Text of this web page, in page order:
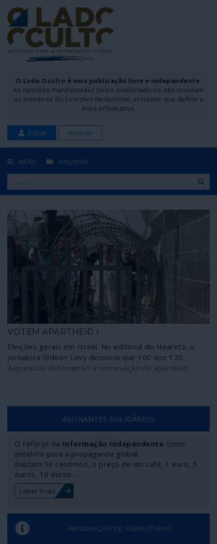
O Lado Oculto é uma publicação livre e independente.
As opiniões manifestadas pelos colaboradores não vinculam
os membros do Colectivo Redactorial, entidade que define a
linha informativa.
Entrar Assinar
MENU ARQUIVO
VOTEM APARTHEID !
Eleições gerais em Israel. No editorial do Haaretz, o
jornalista Gideon Levy denuncia que 100 dos 120
deputados defenderão a continuação do apartheid.
ASSINANTES SOLIDÁRIOS
O reforço da Informação Independente como
antídoto para a propaganda global.
Bastam 50 cêntimos, o preço de um café, 1 euro, 5
euros, 10 euros…
saber mais
RENOVAÇÃO DE ASSINATURAS